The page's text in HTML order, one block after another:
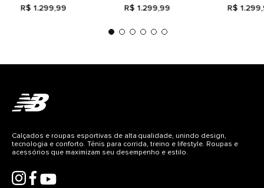
R$ 1.299,99 R$ 1.299,99 R$ 1.299,
Calçados e roupas esportivas de alta qualidade, unindo design,
tecnologia e conforto. Tênis para corrida, treino e lifestyle. Roupas e
acessórios que maximizam seu desempenho e estilo.